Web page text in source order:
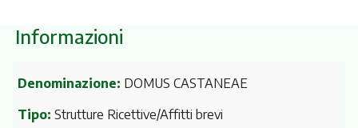
Informazioni
Denominazione: DOMUS CASTANEAE
Tipo: Strutture Ricettive/Affitti brevi